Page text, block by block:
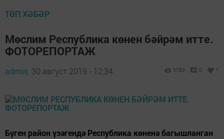
ТӨП ХӘБӘР
Мөслим Республика көнен бәйрәм итте.
ФОТОРЕПОРТАЖ
admin, 30 август 2019 - 12:34 3780 0 1
Бүген район үзәгендә Республика көненә багышланган